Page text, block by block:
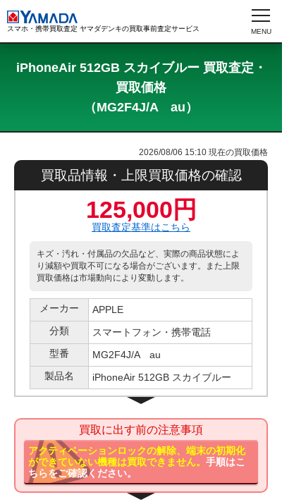
スマホ・携帯買取査定 ヤマダデンキの買取事前査定サービス
iPhoneAir 512GB スカイブルー 買取査定・
買取価格
（MG2F4J/A au）
2026/08/06 15:10 現在の買取価格
買取品情報・上限買取価格の確認
125,000円
買取査定基準はこちら
キズ・汚れ・付属品の欠品など、実際の商品状態によ
り減額や買取不可になる場合がございます。また上限
買取価格は市場動向により変動します。
メーカー
APPLE
分類
スマートフォン・携帯電話
型番
MG2F4J/A au
製品名
iPhoneAir 512GB スカイブルー
買取に出す前の注意事項
アクティベーションロックの解除、端末の初期化
ができていない機種は買取できません。手順はこ
ちらをご確認ください。